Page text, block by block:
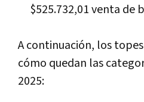
$525.732,01 venta de
A continuación, los
cómo quedan las
2025: